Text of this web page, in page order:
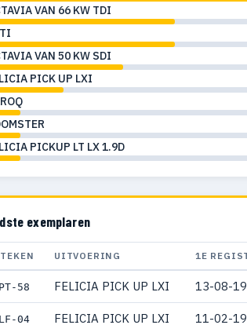
VAN 66 KW TDI
VAN 50 KW SDI
PICK UP LXI
PICKUP LT LX 1.9D
exemplaren
UITVOERING 1E
58 FELICIA PICK UP LXI 13-08-
04 FELICIA PICK UP LXI 11-02-